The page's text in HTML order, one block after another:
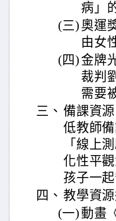
病」
(三) 奧運
由女
(四)金牌
裁判
需要
三、 備課資
低教師
「線上
化性平
孩子一
四、 教學資源
(一)動畫